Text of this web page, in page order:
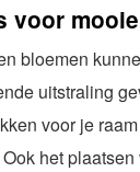
voor
bloemen
uitstraling
voor je
het